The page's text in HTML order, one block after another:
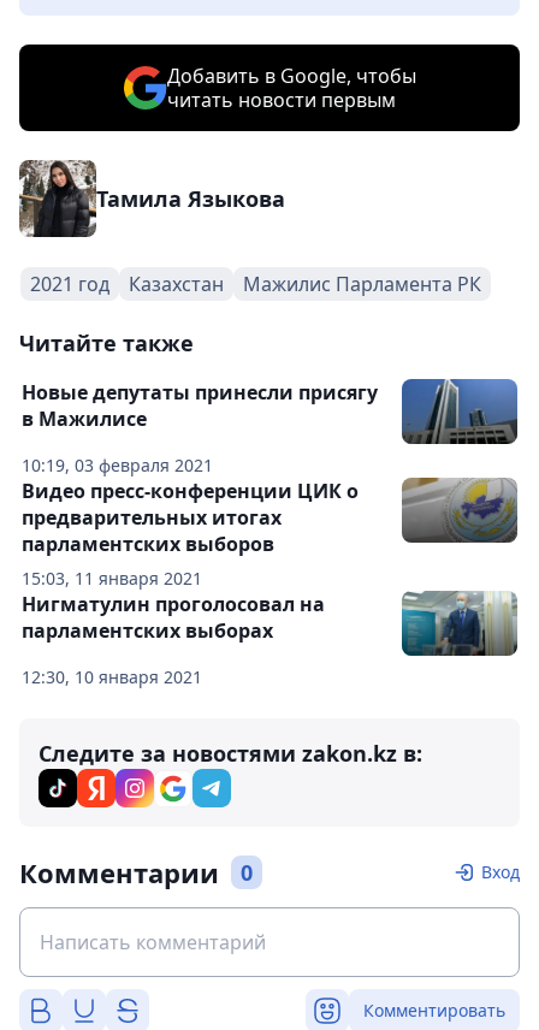
Добавить в Google, чтобы
читать новости первым
Тамила Языкова
2021 год Казахстан Мажилис Парламента РК
Читайте также
10:19, 03 февраля 2021
Новые депутаты принесли присягу
в Мажилисе
15:03, 11 января 2021
Видео пресс-конференции ЦИК о
предварительных итогах
парламентских выборов
12:30, 10 января 2021
Нигматулин проголосовал на
парламентских выборах
Следите за новостями zakon.kz в:
Комментарии 0 Вход
Комментировать